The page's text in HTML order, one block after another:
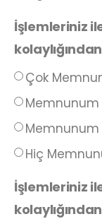
İşlemleriniz
Çok
Memnunum
Memnunum
Hiç
İşlemleriniz